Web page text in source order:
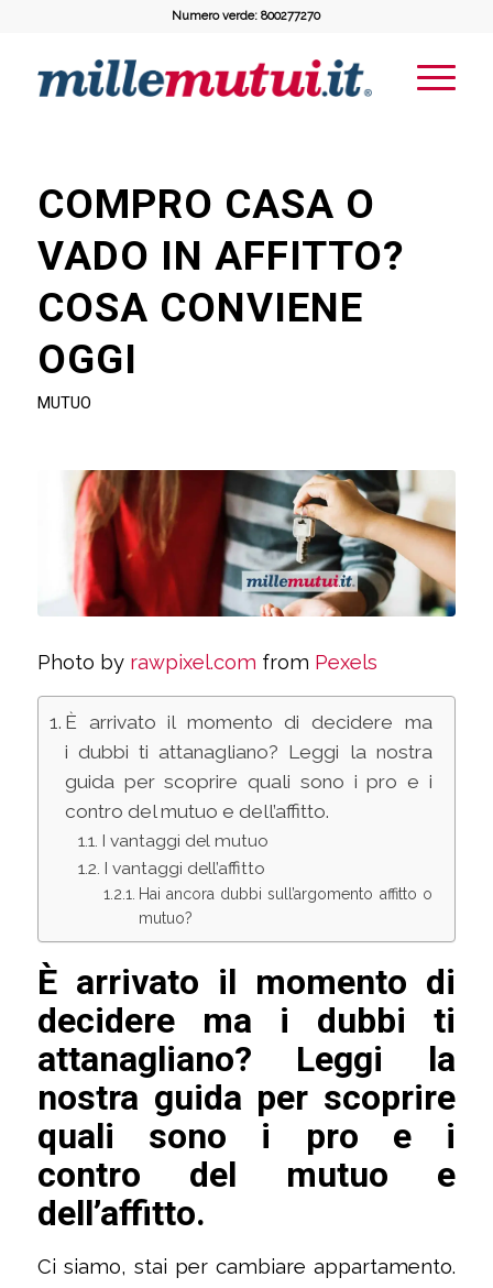
Numero verde: 800277270
COMPRO CASA O
VADO IN AFFITTO?
COSA CONVIENE
OGGI
MUTUO
Photo by rawpixel.com from Pexels
È arrivato il momento di decidere ma
i dubbi ti attanagliano? Leggi la nostra
guida per scoprire quali sono i pro e i
contro del mutuo e dell’affitto.
I vantaggi del mutuo
I vantaggi dell’affitto
Hai ancora dubbi sull’argomento affitto o
mutuo?
È arrivato il momento di
decidere ma i dubbi ti
attanagliano? Leggi la
nostra guida per scoprire
quali sono i pro e i
contro del mutuo e
dell’affitto.
Ci siamo, stai per cambiare appartamento.